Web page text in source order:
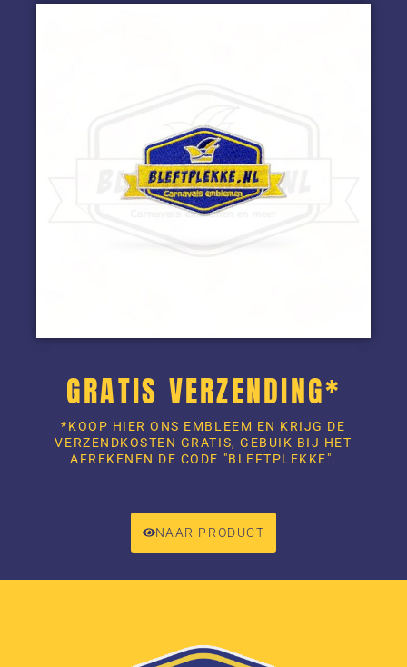
GRATIS VERZENDING*
*KOOP HIER ONS EMBLEEM EN KRIJG DE
VERZENDKOSTEN GRATIS, GEBUIK BIJ HET
AFREKENEN DE CODE "BLEFTPLEKKE".
NAAR PRODUCT